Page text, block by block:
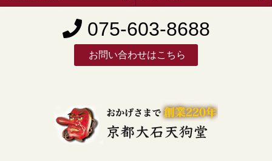
075-603-8688
お問い合わせはこちら